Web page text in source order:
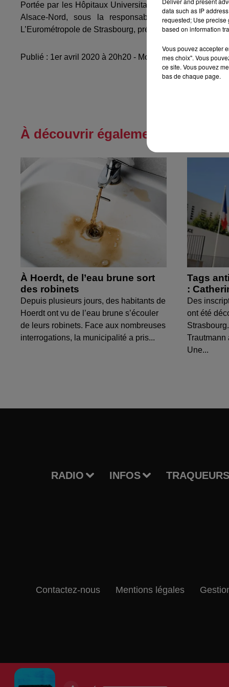
Portée par les Hôpitaux Universitaires de Strasbourg,
Alsace-Nord, sous la responsabilité du Dr
L’Eurométropole de Strasbourg, présidé par le Dr
Publié : 1er avril 2020 à 20h20 - Modifié : 10 mai 2021 à
À découvrir également
À Hoerdt, de l’eau brune sort
des robinets
Depuis plusieurs jours, des habitants de
Hoerdt ont vu de l’eau brune s’écouler
de leurs robinets. Face aux nombreuses
interrogations, la municipalité a pris...
Tags
:
Des
ont été
Trautmann
Une...
RADIO INFOS
Contactez-nous Mentions légales
data such as IP
requested; Use precise
based on information
Vous pouvez accepter
mes choix". Vous
ce site. Vous pouvez
bas de chaque page.